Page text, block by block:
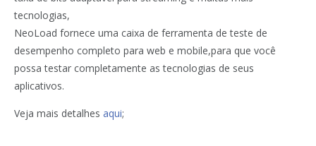
tecnologias,
NeoLoad fornece uma caixa de ferramenta de teste de
desempenho completo para web e mobile,para que você
possa testar completamente as tecnologias de seus
aplicativos.
Veja mais detalhes aqui;